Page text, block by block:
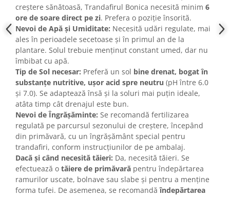
creștere sănătoasă, Trandafirul Bonica necesită minim 6
ore de soare direct pe zi. Prefera o poziție însorită.
Nevoi de Apă și Umiditate: Necesită udări regulate, mai
ales în perioadele secetoase și în primul an de la
plantare. Solul trebuie menținut constant umed, dar nu
îmbibat cu apă.
Tip de Sol necesar: Preferă un sol bine drenat, bogat în
substanțe nutritive, ușor acid spre neutru (pH între 6.0
și 7.0). Se adaptează însă și la soluri mai puțin ideale,
atâta timp cât drenajul este bun.
Nevoi de Îngrășăminte: Se recomandă fertilizarea
regulată pe parcursul sezonului de creștere, începând
din primăvară, cu un îngrășământ special pentru
trandafiri, conform instrucțiunilor de pe ambalaj.
Dacă și când necesită tăieri: Da, necesită tăieri. Se
efectuează o tăiere de primăvară pentru îndepărtarea
ramurilor uscate, bolnave sau slabe și pentru a menține
forma tufei. De asemenea, se recomandăîndepărtarea